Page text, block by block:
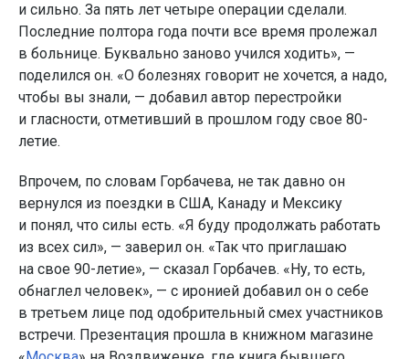
и сильно. За пять лет четыре операции сделали.
Последние полтора года почти все время пролежал
в больнице. Буквально заново учился ходить», —
поделился он. «О болезнях говорит не хочется, а надо,
чтобы вы знали, — добавил автор перестройки
и гласности, отметивший в прошлом году свое 80-
летие.
Впрочем, по словам Горбачева, не так давно он
вернулся из поездки в США, Канаду и Мексику
и понял, что силы есть. «Я буду продолжать работать
из всех сил», — заверил он. «Так что приглашаю
на свое 90-летие», — сказал Горбачев. «Ну, то есть,
обнаглел человек», — с иронией добавил он о себе
в третьем лице под одобрительный смех участников
встречи. Презентация прошла в книжном магазине